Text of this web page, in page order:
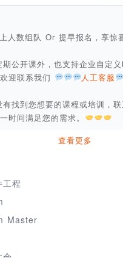
人数组队 Or 提早报名，享惊
公开课外，也支持企业自定
迎联系我们
人工客服
找到您想要的课程或培训，联
时间满足您的需求。
查看更多
程
Master